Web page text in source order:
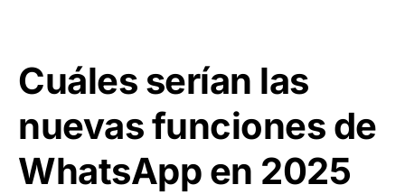
Cuáles serían las
nuevas funciones de
WhatsApp en 2025